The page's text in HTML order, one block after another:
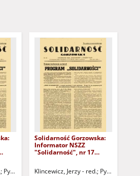
Pytlak, Grażyna - red. Dobryniewski, Bernard -
Solidarność Gorzowska:
Informator NSZZ
"Solidarność", nr 17
Klincewicz, Jerzy - red. Pytlak,